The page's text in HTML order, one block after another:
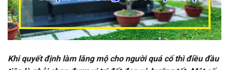
Khi quyết định làm lăng mộ cho người quá cố thì điều đầu